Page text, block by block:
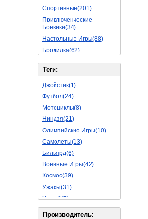
Спортивные(201)
Приключенческие
Боевики(34)
Настольные Игры(88)
Бродилка(62)
Стратегии(77)
Боевые RPG(50)
Симуляторы(31)
Леталки(24)
Симуляторы Жизни(76)
Уникальный(29)
Логические Игры(35)
Азартные(45)
Ролевые Игры(176)
Боевик(10)
Головоломка(11)
Rpg(14)
Пошаговые Игры(22)
Пазлы(82)
Теги:
Джойстик(1)
Футбол(24)
Мотоциклы(8)
Ниндзя(21)
Олимпийские Игры(10)
Самолеты(13)
Бильярд(6)
Военные Игры(42)
Космос(39)
Ужасы(31)
Хоккей(7)
Вертолет(13)
Производитель: